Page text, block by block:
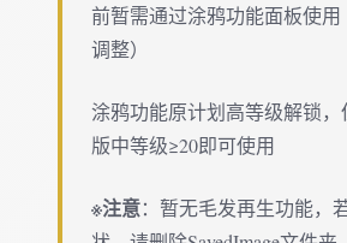
前暂需通过涂鸦功能面板使
调整）
涂鸦功能原计划高等级解锁，
版中等级≥20即可使用
※注意：暂无毛发再生功能，